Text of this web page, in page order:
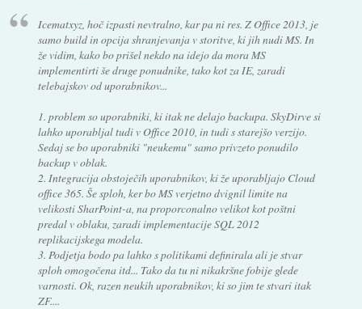
Icematxyz, hoč izpasti nevtralno, kar pa ni res. Z Office 2013, je
samo build in opcija shranjevanja v storitve, ki jih nudi MS. In
že vidim, kako bo prišel nekdo na idejo da mora MS
implementirti še druge ponudnike, tako kot za IE, zaradi
telebajskov od uporabnikov...
1. problem so uporabniki, ki itak ne delajo backupa. SkyDirve si
lahko uporabljal tudi v Office 2010, in tudi s starejšo verzijo.
Sedaj se bo uporabniki "neukemu" samo privzeto ponudilo
backup v oblak.
2. Integracija obstoječih uporabnikov, ki že uporabljajo Cloud
office 365. Še sploh, ker bo MS verjetno dvignil limite na
velikosti SharPoint-a, na proporconalno velikot kot poštni
predal v oblaku, zaradi implementacije SQL 2012
replikacijskega modela.
3. Podjetja bodo pa lahko s politikami definirala ali je stvar
sploh omogočena itd... Tako da tu ni nikakršne fobije glede
varnosti. Ok, razen neukih uporabnikov, ki so jim te stvari itak
ZF....